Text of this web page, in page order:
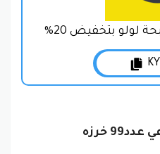
بتخفيض 20%
خرزه